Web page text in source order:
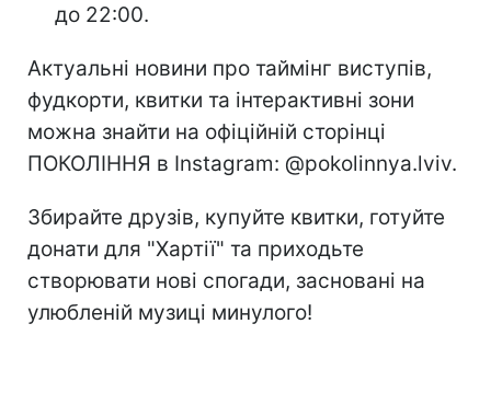
до 22:00.
Актуальні новини про таймінг виступів,
фудкорти, квитки та інтерактивні зони
можна знайти на офіційній сторінці
ПОКОЛІННЯ в Instagram: @pokolinnya.lviv.
Збирайте друзів, купуйте квитки, готуйте
донати для "Хартії" та приходьте
створювати нові спогади, засновані на
улюбленій музиці минулого!